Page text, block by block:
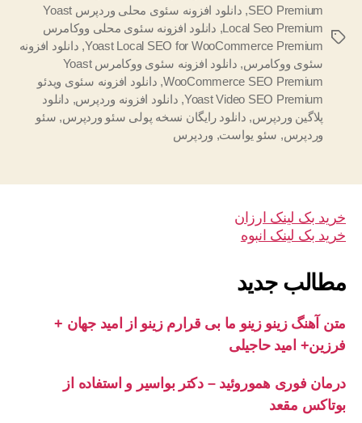
برچسب‌ها
SEO Premium
,
دانلود افزونه سئوی محلی وردپرس Yoast
Local Seo Premium
, دانلود افزونه سئوی محلی ووکامرس
Yoast Local SEO for WooCommerce Premium
, دانلود افزونه
سئوی ووکامرس,
دانلود افزونه سئوی ووکامرس Yoast
WooCommerce SEO Premium
, دانلود افزونه سئوی ویدئو
Yoast Video SEO Premium
, دانلود افزونه وردپرس, دانلود
پلاگین وردپرس, دانلود رایگان نسخه پولی سئو وردپرس, سئو
وردپرس, سئو یواست, وردپرس
خرید بک لینک ارزان
خرید بک لینک انبوه
مطالب جدید
متن آهنگ زینو زینو ما بی قرارم زینو از امید جهان +
فرزین+ امید حاجیلی
درمان فوری هموروئید – دکتر بواسیر و استفاده از
بوتاکس مقعد